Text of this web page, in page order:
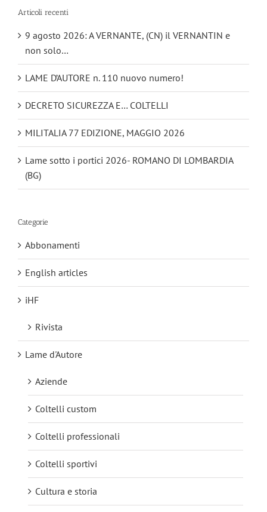
Articoli recenti
9 agosto 2026: A VERNANTE, (CN) il VERNANTIN e
non solo…
LAME D’AUTORE n. 110 nuovo numero!
DECRETO SICUREZZA E… COLTELLI
MILITALIA 77 EDIZIONE, MAGGIO 2026
Lame sotto i portici 2026- ROMANO DI LOMBARDIA
(BG)
Categorie
Abbonamenti
English articles
iHF
Rivista
Lame d'Autore
Aziende
Coltelli custom
Coltelli professionali
Coltelli sportivi
Cultura e storia